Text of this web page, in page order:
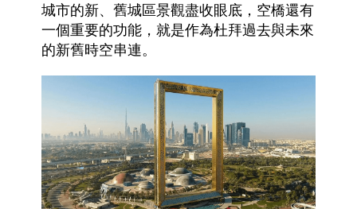
城市的新、舊城區景觀盡收眼底，空橋還有
一個重要的功能，就是作為杜拜過去與未來
的新舊時空串連。